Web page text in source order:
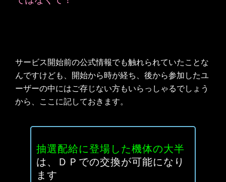
サービス開始前の公式情報でも触れられていたことな
んですけども、開始から時が経ち、後から参加したユ
ーザーの中にはご存じない方もいらっしゃるでしょう
から、ここに記しておきます。
抽選配給に登場した機体の大半
は、ＤＰでの交換が可能になり
ます